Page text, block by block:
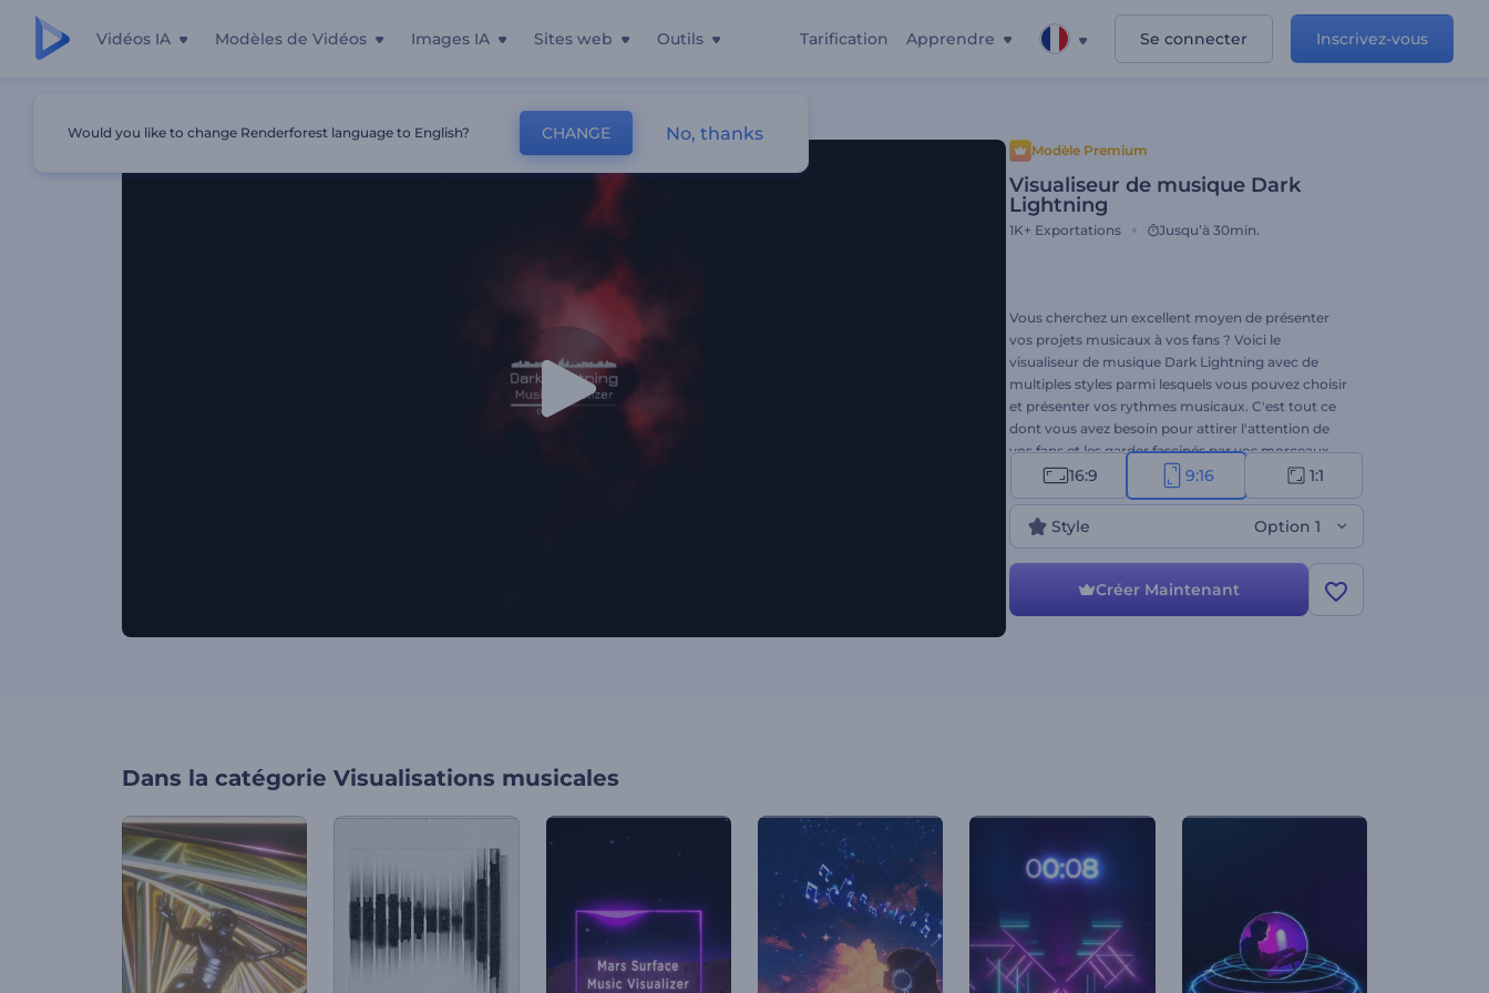
Vidéos IA Modèles de Vidéos Images IA Sites web Outils Tarification Apprendre Se connecter Inscrivez-vous
Modèle Premium
Visualiseur de musique Dark
Lightning
1K+ Exportations Jusqu’à 30min.
Vous cherchez un excellent moyen de présenter
vos projets musicaux à vos fans ? Voici le
visualiseur de musique Dark Lightning avec de
multiples styles parmi lesquels vous pouvez choisir
et présenter vos rythmes musicaux. C'est tout ce
dont vous avez besoin pour attirer l'attention de
vos fans et les garder fascinés par vos morceaux.
Utilisez-le pour promouvoir vos singles, vos albums
musicaux, la sortie de nouveaux titres, et bien
d'autres choses encore. Essayez-le maintenant !
16:9 9:16 1:1
Style Option 1
Créer Maintenant
Dans la catégorie Visualisations musicales
Would you like to change Renderforest language to English? CHANGE No, thanks